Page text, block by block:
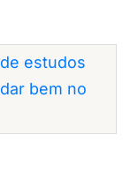
estudos
bem no